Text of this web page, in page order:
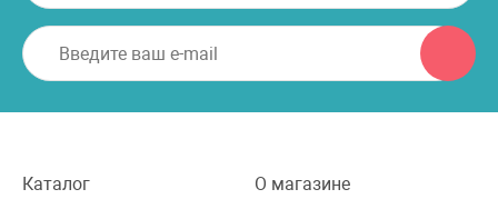
Каталог О магазине